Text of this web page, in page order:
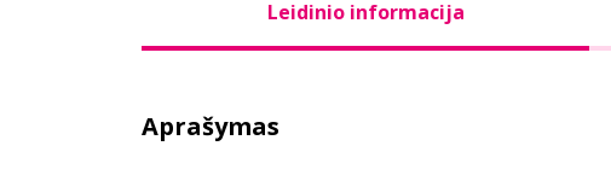
Leidinio informacija
Aprašymas